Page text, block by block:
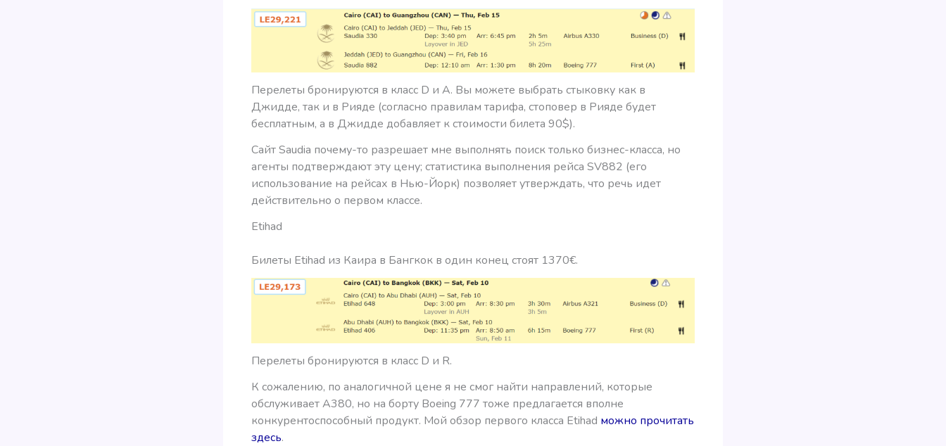
Перелеты бронируются в класс D и A. Вы можете выбрать стыковку как в
Джидде, так и в Рияде (согласно правилам тарифа, стоповер в Рияде будет
бесплатным, а в Джидде добавляет к стоимости билета 90$).
Сайт Saudia почему-то разрешает мне выполнять поиск только бизнес-класса, но
агенты подтверждают эту цену; статистика выполнения рейса SV882 (его
использование на рейсах в Нью-Йорк) позволяет утверждать, что речь идет
действительно о первом классе.
Etihad
Билеты Etihad из Каира в Бангкок в один конец стоят 1370€.
Перелеты бронируются в класс D и R.
К сожалению, по аналогичной цене я не смог найти направлений, которые
обслуживает А380, но на борту Boeing 777 тоже предлагается вполне
конкурентоспособный продукт. Мой обзор первого класса Etihad можно прочитать
здесь.